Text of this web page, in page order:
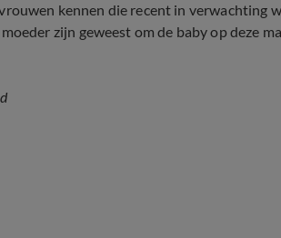
kennen die recent in verwachting
zijn geweest om de baby op deze